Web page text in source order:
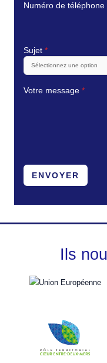
Numéro de téléphone
Sujet *
Votre message *
ENVOYER
Ils